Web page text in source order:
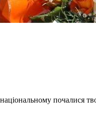
почалися